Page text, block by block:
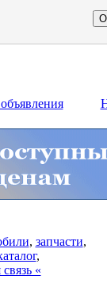
, запчасти,
,
«